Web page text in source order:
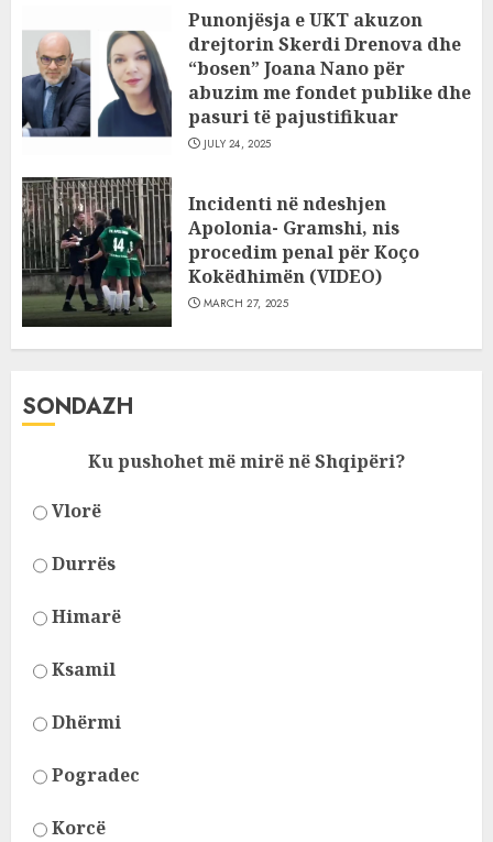
Punonjësja e UKT akuzon
drejtorin Skerdi Drenova dhe
“bosen” Joana Nano për
abuzim me fondet publike dhe
pasuri të pajustifikuar
JULY 24, 2025
Incidenti në ndeshjen
Apolonia- Gramshi, nis
procedim penal për Koço
Kokëdhimën (VIDEO)
MARCH 27, 2025
SONDAZH
Ku pushohet më mirë në Shqipëri?
Vlorë
Durrës
Himarë
Ksamil
Dhërmi
Pogradec
Korcë